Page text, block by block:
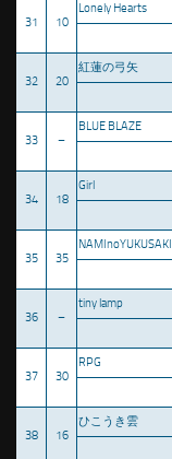
31 10
Lonely Hearts
32 20
紅蓮の弓矢
33 –
BLUE BLAZE
34 18
Girl
35 35
NAMInoYUKUSAKI
36 –
tiny lamp
37 30
RPG
38 16
ひこうき雲